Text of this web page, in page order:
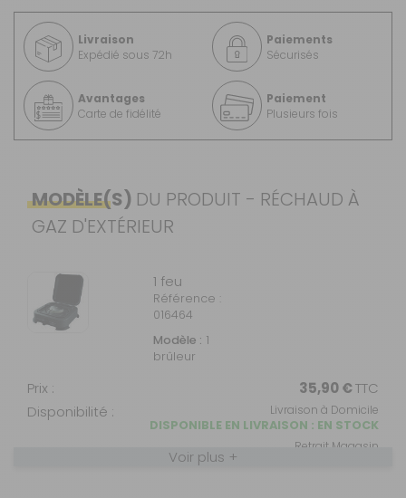
Livraison
Expédié sous 72h
Paiements
Sécurisés
Avantages
Carte de fidélité
Paiement
Plusieurs fois
MODÈLE(S) DU PRODUIT - RÉCHAUD À
GAZ D'EXTÉRIEUR
1 feu
Référence :
016464
Modèle : 1
brûleur
Prix : 35,90 €TTC
Disponibilité :
Livraison à Domicile
DISPONIBLE EN LIVRAISON : EN STOCK
Retrait Magasin
DISPONIBLE IMMÉDIATEMENT
Voir plus +